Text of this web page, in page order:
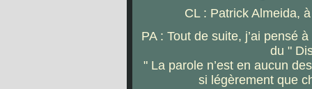
CL : Patrick Almeida,
PA : Tout de suite, j’ai pensé
du "
" La parole n’est en aucun
si légèrement que